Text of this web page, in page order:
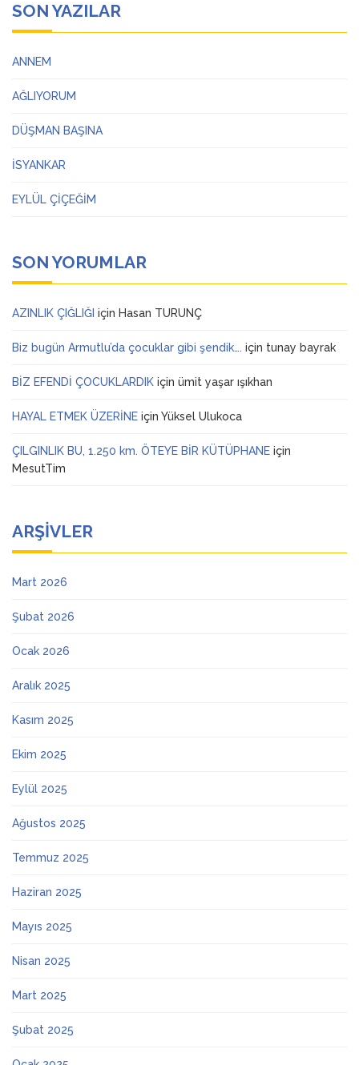
SON YAZILAR
ANNEM
AĞLIYORUM
DÜŞMAN BAŞINA
İSYANKAR
EYLÜL ÇİÇEĞİM
SON YORUMLAR
AZINLIK ÇIĞLIĞI için Hasan TURUNÇ
Biz bugün Armutlu’da çocuklar gibi şendik…. için tunay bayrak
BİZ EFENDİ ÇOCUKLARDIK için ümit yaşar ışıkhan
HAYAL ETMEK ÜZERİNE için Yüksel Ulukoca
ÇILGINLIK BU, 1.250 km. ÖTEYE BİR KÜTÜPHANE için
MesutTim
ARŞIVLER
Mart 2026
Şubat 2026
Ocak 2026
Aralık 2025
Kasım 2025
Ekim 2025
Eylül 2025
Ağustos 2025
Temmuz 2025
Haziran 2025
Mayıs 2025
Nisan 2025
Mart 2025
Şubat 2025